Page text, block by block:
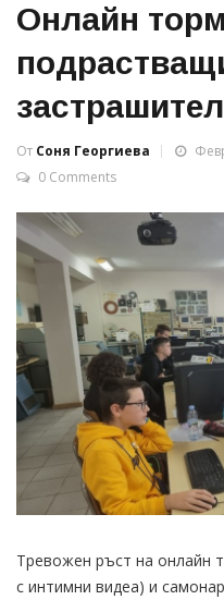
Онлайн
От Соня Георгиева
0 Comments
Тревожен ръст на онлайн
с интимни видеа) и